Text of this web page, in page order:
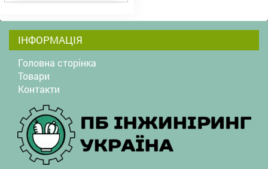
ІНФОРМАЦІЯ
Головна сторінка
Товари
Контакти